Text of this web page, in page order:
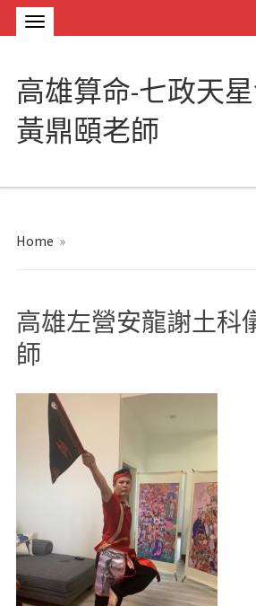
高雄算命-七政天
黃鼎頤老師
Home »
高雄左營安龍謝土科
師